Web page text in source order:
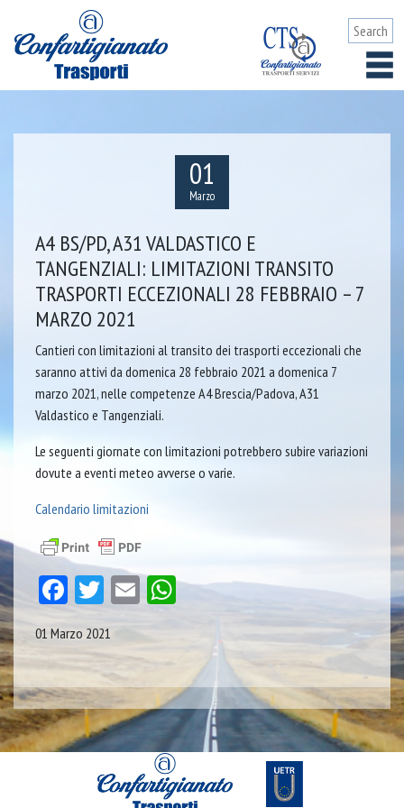
01
Marzo
A4 BS/PD, A31 VALDASTICO E
TANGENZIALI: LIMITAZIONI TRANSITO
TRASPORTI ECCEZIONALI 28 FEBBRAIO – 7
MARZO 2021
Cantieri con limitazioni al transito dei trasporti eccezionali che
saranno attivi da domenica 28 febbraio 2021 a domenica 7
marzo 2021, nelle competenze A4 Brescia/Padova, A31
Valdastico e Tangenziali.
Le seguenti giornate con limitazioni potrebbero subire variazioni
dovute a eventi meteo avverse o varie.
Calendario limitazioni
Facebook
Twitter
EmailWhatsApp
01 Marzo 2021